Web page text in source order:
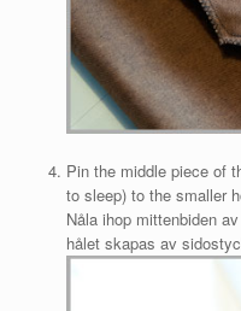
Pin the middle piece of
to sleep) to the smaller
Nåla ihop mittenbiden
hålet skapas av